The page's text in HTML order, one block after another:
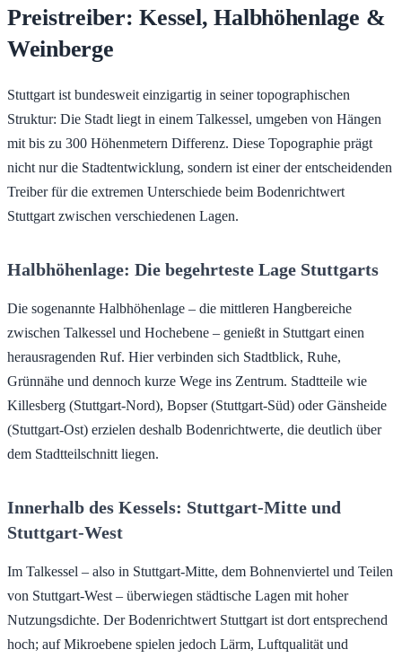
Preistreiber: Kessel, Halbhöhenlage &
Weinberge
Stuttgart ist bundesweit einzigartig in seiner topographischen
Struktur: Die Stadt liegt in einem Talkessel, umgeben von Hängen
mit bis zu 300 Höhenmetern Differenz. Diese Topographie prägt
nicht nur die Stadtentwicklung, sondern ist einer der entscheidenden
Treiber für die extremen Unterschiede beim Bodenrichtwert
Stuttgart zwischen verschiedenen Lagen.
Halbhöhenlage: Die begehrteste Lage Stuttgarts
Die sogenannte Halbhöhenlage – die mittleren Hangbereiche
zwischen Talkessel und Hochebene – genießt in Stuttgart einen
herausragenden Ruf. Hier verbinden sich Stadtblick, Ruhe,
Grünnähe und dennoch kurze Wege ins Zentrum. Stadtteile wie
Killesberg (Stuttgart-Nord), Bopser (Stuttgart-Süd) oder Gänsheide
(Stuttgart-Ost) erzielen deshalb Bodenrichtwerte, die deutlich über
dem Stadtteilschnitt liegen.
Innerhalb des Kessels: Stuttgart-Mitte und
Stuttgart-West
Im Talkessel – also in Stuttgart-Mitte, dem Bohnenviertel und Teilen
von Stuttgart-West – überwiegen städtische Lagen mit hoher
Nutzungsdichte. Der Bodenrichtwert Stuttgart ist dort entsprechend
hoch; auf Mikroebene spielen jedoch Lärm, Luftqualität und